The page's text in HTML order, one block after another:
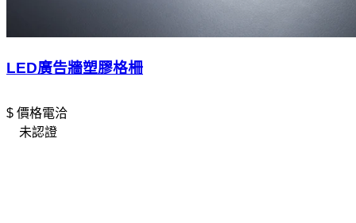
LED廣告牆塑膠格柵
$ 價格電洽
未認證